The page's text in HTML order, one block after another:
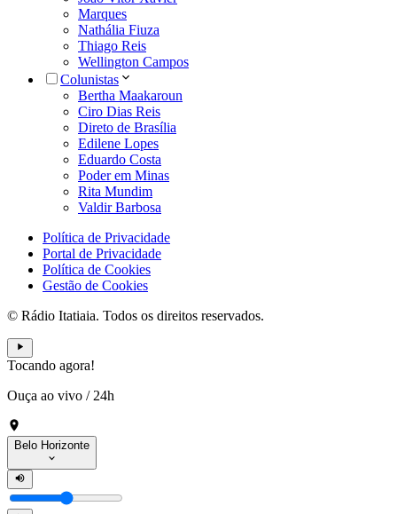
Marques
Nathália Fiuza
Thiago Reis
Wellington Campos
Colunistas
Bertha Maakaroun
Ciro Dias Reis
Direto de Brasília
Edilene Lopes
Eduardo Costa
Poder em Minas
Rita Mundim
Valdir Barbosa
Política de Privacidade
Portal de Privacidade
Política de Cookies
Gestão de Cookies
© Rádio Itatiaia. Todos os direitos reservados.
Tocando agora!
Ouça ao vivo / 24h
Belo Horizonte